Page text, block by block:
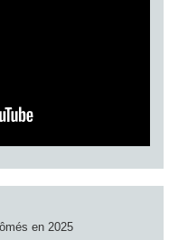
en 2025